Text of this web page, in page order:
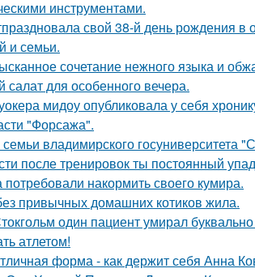
инструментами.
свой 38-й день рождения в
и семьи.
сочетание нежного языка и
для особенного вечера.
мидоу опубликовала у себя
"Форсажа".
владимирского госуниверситета
после тренировок ты постоянный
накормить своего кумира.
привычных домашних котиков жила.
один пациент умирал
атлетом!
форма - как держит себя Анна